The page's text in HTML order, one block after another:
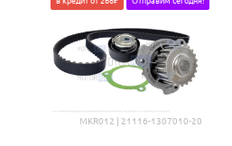
MKR012 | 21116-1307010-20